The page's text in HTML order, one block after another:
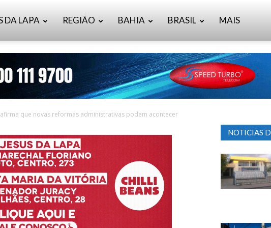
DA LAPA REGIÃO BAHIA BRASIL MAIS
que novas reformas administrativas podem acontecer
NOTICIAS